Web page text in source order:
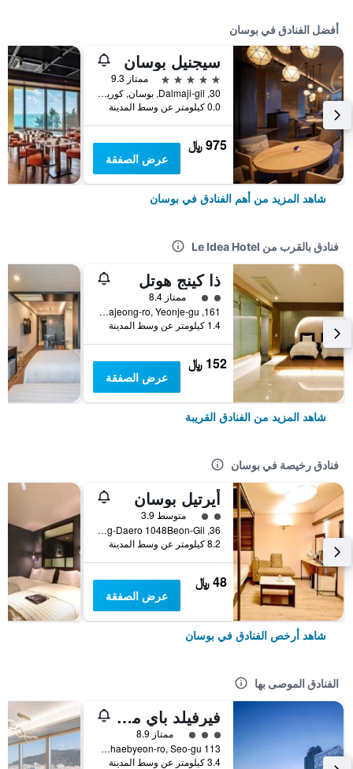
أفضل الفنادق في بوسان
سيجنيل بوسان
5 نجوم
ممتاز 9.3
30, Dalmaji-gil, بوسان, كوريا الجنوبية
0.0 كيلومتر عن وسط المدينة
975 ﷼
عرض الصفقة
شاهد المزيد من أهم الفنادق في بوسان
فنادق بالقرب من Le Idea Hotel
ذا كينج هوتل
تقييم فئة 2
ممتاز 8.4
161, Gwajeong-ro, Yeonje-gu, بوسان, كوريا الجنوبية
1.4 كيلومتر عن وسط المدينة
152 ﷼
عرض الصفقة
شاهد المزيد من الفنادق القريبة
فنادق رخيصة في بوسان
أيرتيل بوسان
تقييم فئة 2متوسط 3.9
36, Nakdong-Daero 1048Beon-Gil, بوسان, كوريا الجنوبية
8.2 كيلومتر عن وسط المدينة
48 ﷼
عرض الصفقة
شاهد أرخص الفنادق في بوسان
الفنادق الموصى بها
فيرفيلد باي ماريوت بوسان سونجدو بيتش
تقييم فئة 3ممتاز 8.9
113 Songdohaebyeon-ro, Seo-gu, بوسان, كوريا الجنوبية
3.4 كيلومتر عن وسط المدينة